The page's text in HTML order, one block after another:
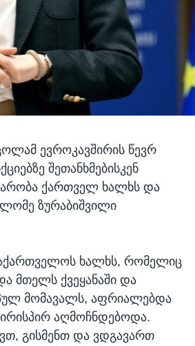
ევროკავშირის წევრ
შეთანხმებისკენ
ქართველ ხალხს და
ზურაბიშვილი
ხალხს, რომელიც
მთელს ქვეყანაში და
მომავალს, აფრიალებდა
აღმოჩნდებოდა.
გისმენთ და ვდგავართ